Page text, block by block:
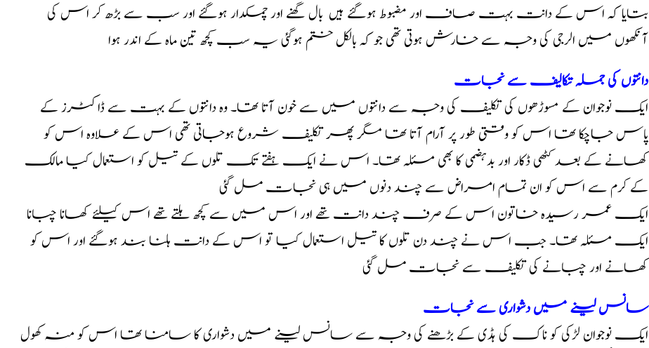
بتایا کہ اس کے دانت بہت صاف اور مضبوط ہوگئے ہیں بال گھنے اور چمکدار ہوگئے اور سب سے بڑھ کر اس کی
آنکھوں میں الرجی کی وجہ سے خارش ہوتی تھی جو کہ بالکل ختم ہوگئی یہ سب کچھ تین ماہ کے اندر ہوا
دانتوں کی جملہ تکالیف سے نجات
ایک نوجوان کے مسوڑھوں کی تکلیف کی وجہ سے دانتوں میں سے خون آتا تھا۔ وہ دانتوں کے بہت سے ڈاکٹرز کے
پاس جاچکا تھا اس کو وقتی طور پر آرام آتا تھا مگر پھر تکلیف شروع ہوجاتی تھی اس کے علاوہ اس کو
کھانے کے بعد کٹھی ڈکار اور بدہضمی کا بھی مسئلہ تھا۔ اس نے ایک ہفتے تک تلوں کے تیل کو استعمال کیا مالک
کے کرم سے اس کو ان تمام امراض سے چند دنوں میں ہی نجات مل گئی
ایک عمر رسیدہ خاتون اس کے صرف چند دانت تھے اور اس میں سے کچھ ہلتے تھے اس کیلئے کھانا چبانا
ایک مسئلہ تھا۔ جب اس نے چند دن تلوں کا تیل استعمال کیا تو اس کے دانت ہلنا بند ہوگئے اور اس کو
کھانے اور چبانے کی تکلیف سے نجات مل گئی
سانس لینے میں دشواری سے نجات
ایک نوجوان لڑکی کو ناک کی ہڈی کے بڑھنے کی وجہ سے سانس لینے میں دشواری کا سامنا تھا اس کو منہ کھول